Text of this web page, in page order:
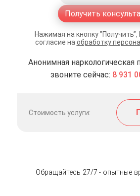
Получить
Нажимая на кнопку
согласие на обработку
Анонимная
звоните сейчас: 8 931
Стоимость услуги:
Обращайтесь 27/7 - опытные